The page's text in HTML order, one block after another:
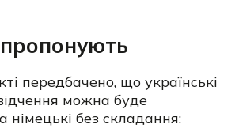
передбачено, що українські
можна буде
німецькі без складання: